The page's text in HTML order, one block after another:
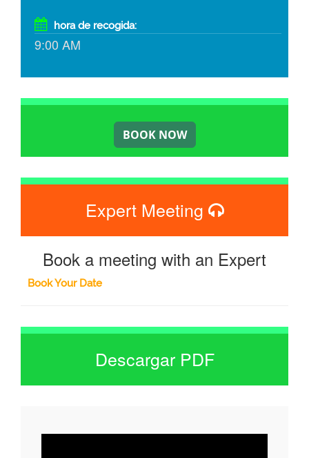
hora de recogida:
9:00 AM
Expert Meeting
Book a meeting with an Expert
Book Your Date
Descargar PDF